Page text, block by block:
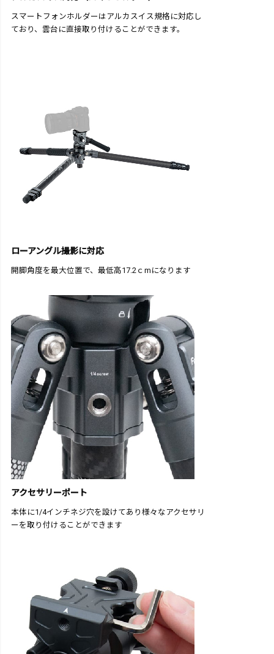
スマートフォンホルダーはアルカスイス規格に対応し
ており、雲台に直接取り付けることができます。
ローアングル撮影に対応
開脚角度を最大位置で、最低高17.2ｃmになります
アクセサリーポート
本体に1/4インチネジ穴を設けてあり様々なアクセサリ
ーを取り付けることができます